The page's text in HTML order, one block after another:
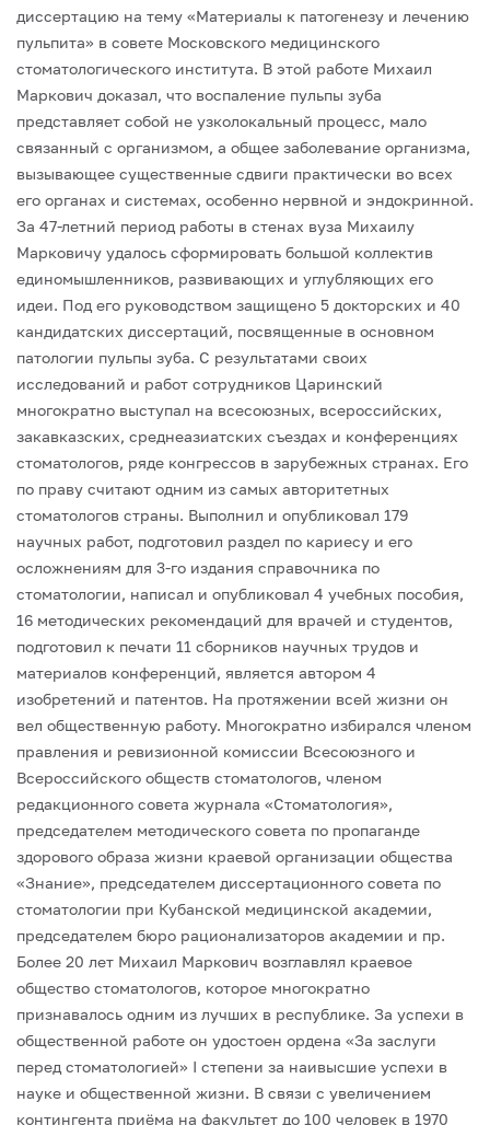
диссертацию на тему «Материалы к патогенезу и лечению
пульпита» в совете Московского медицинского
стоматологического института. В этой работе Михаил
Маркович доказал, что воспаление пульпы зуба
представляет собой не узколокальный процесс, мало
связанный с организмом, а общее заболевание организма,
вызывающее существенные сдвиги практически во всех
его органах и системах, особенно нервной и эндокринной.
За 47-летний период работы в стенах вуза Михаилу
Марковичу удалось сформировать большой коллектив
единомышленников, развивающих и углубляющих его
идеи. Под его руководством защищено 5 докторских и 40
кандидатских диссертаций, посвященные в основном
патологии пульпы зуба. С результатами своих
исследований и работ сотрудников Царинский
многократно выступал на всесоюзных, всероссийских,
закавказских, среднеазиатских съездах и конференциях
стоматологов, ряде конгрессов в зарубежных странах. Его
по праву считают одним из самых авторитетных
стоматологов страны. Выполнил и опубликовал 179
научных работ, подготовил раздел по кариесу и его
осложнениям для 3-го издания справочника по
стоматологии, написал и опубликовал 4 учебных пособия,
16 методических рекомендаций для врачей и студентов,
подготовил к печати 11 сборников научных трудов и
материалов конференций, является автором 4
изобретений и патентов. На протяжении всей жизни он
вел общественную работу. Многократно избирался членом
правления и ревизионной комиссии Всесоюзного и
Всероссийского обществ стоматологов, членом
редакционного совета журнала «Стоматология»,
председателем методического совета по пропаганде
здорового образа жизни краевой организации общества
«Знание», председателем диссертационного совета по
стоматологии при Кубанской медицинской академии,
председателем бюро рационализаторов академии и пр.
Более 20 лет Михаил Маркович возглавлял краевое
общество стоматологов, которое многократно
признавалось одним из лучших в республике. За успехи в
общественной работе он удостоен ордена «За заслуги
перед стоматологией» I степени за наивысшие успехи в
науке и общественной жизни. В связи с увеличением
контингента приёма на факультет до 100 человек в 1970